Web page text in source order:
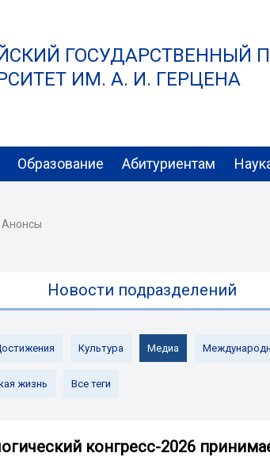
ГОСУДАРСТВЕННЫЙ
ИМ. А. И. ГЕРЦЕНА
Образование Абитуриентам
Анонсы
Новости подразделений
Культура Медиа
жизнь Все теги
конгресс-2026